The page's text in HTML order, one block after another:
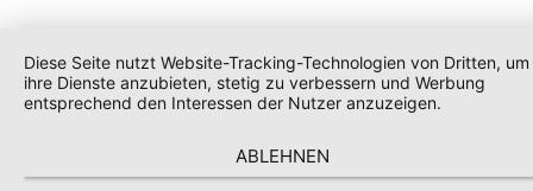
Diese Seite nutzt Website-Tracking-Technologien von Dritten, um
ihre Dienste anzubieten, stetig zu verbessern und Werbung
entsprechend den Interessen der Nutzer anzuzeigen.
ABLEHNEN